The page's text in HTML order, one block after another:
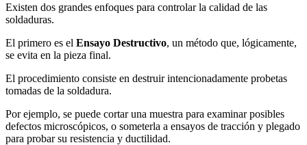
Existen dos grandes enfoques para controlar la calidad de las
soldaduras.
El primero es el Ensayo Destructivo, un método que, lógicamente,
se evita en la pieza final.
El procedimiento consiste en destruir intencionadamente probetas
tomadas de la soldadura.
Por ejemplo, se puede cortar una muestra para examinar posibles
defectos microscópicos, o someterla a ensayos de tracción y plegado
para probar su resistencia y ductilidad.